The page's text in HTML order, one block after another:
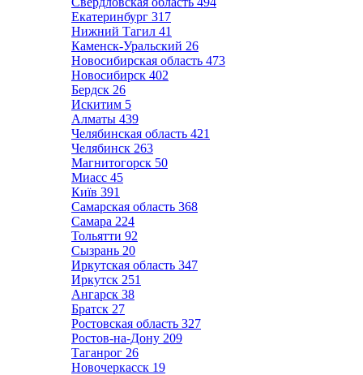
Екатеринбург 317
Нижний Тагил 41
Каменск-Уральский 26
Новосибирская область 473
Новосибирск 402
Бердск 26
Искитим 5
Алматы 439
Челябинская область 421
Челябинск 263
Магнитогорск 50
Миасс 45
Київ 391
Самарская область 368
Самара 224
Тольятти 92
Сызрань 20
Иркутская область 347
Иркутск 251
Ангарск 38
Братск 27
Ростовская область 327
Ростов-на-Дону 209
Таганрог 26
Новочеркасск 19